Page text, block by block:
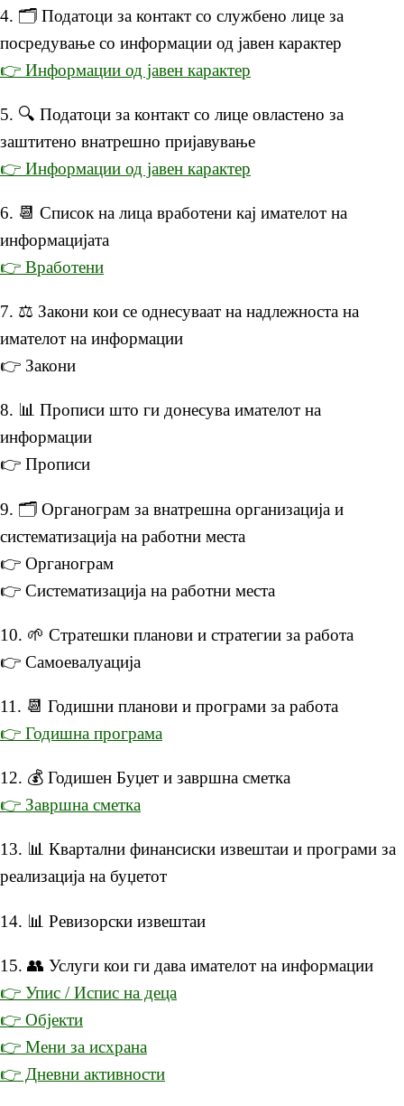
4. 🗂 Податоци за контакт со службено лице за
посредување со информации од јавен карактер
👉 Информации од јавен карактер
5. 🔍 Податоци за контакт со лице овластено за
заштитено внатрешно пријавување
👉 Информации од јавен карактер
6. 📆 Список на лица вработени кај имателот на
информацијата
👉 Вработени
7. ⚖️ Закони кои се однесуваат на надлежноста на
имателот на информации
👉 Закони
8. 📊 Прописи што ги донесува имателот на
информации
👉 Прописи
9. 🗂 Органограм за внатрешна организација и
систематизација на работни места
👉 Органограм
👉 Систематизација на работни места
10. 🌱 Стратешки планови и стратегии за работа
👉 Самоевалуација
11. 📆 Годишни планови и програми за работа
👉 Годишна програма
12. 💰 Годишен Буџет и завршна сметка
👉 Завршна сметка
13. 📊 Квартални финансиски извештаи и програми за
реализација на буџетот
14. 📊 Ревизорски извештаи
15. 👥 Услуги кои ги дава имателот на информации
👉 Упис / Испис на деца
👉 Објекти
👉 Мени за исхрана
👉 Дневни активности